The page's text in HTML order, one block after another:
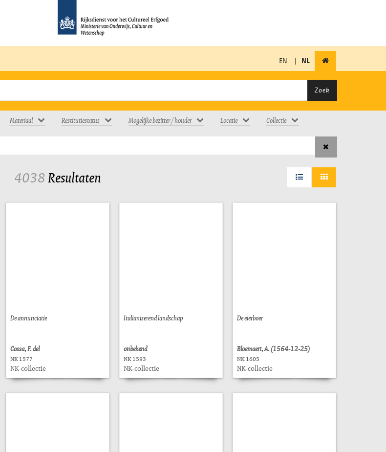
EN | NL
Zoek
Materiaal Restitutiestatus Mogelijke bezitter / houder Locatie Collectie
4038Resultaten
De annunciatie
Cossa, F. del
NK 1577
NK-collectie
Italianiserend landschap
onbekend
NK 1593
NK-collectie
De eierboer
Bloemaert, A. (1564-12-25)
NK 1605
NK-collectie